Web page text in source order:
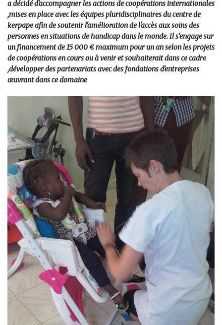
a décidé d'accompagner les actions de coopérations internationales
,mises en place avec les équipes pluridisciplinaires du centre de
kerpape afin de soutenir l'amélioration de l'accès aux soins des
personnes en situations de handicap dans le monde. Il s’engage sur
un financement de 15 000 € maximum pour un an selon les projets
de coopérations en cours ou à venir et souhaiterait dans ce cadre
,développer des partenariats avec des fondations d'entreprises
œuvrant dans ce domaine